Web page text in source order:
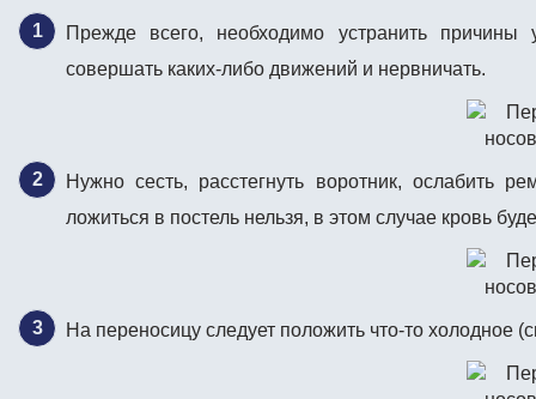
Прежде всего, необходимо устранить причины
совершать каких-либо движений и нервничать.
Нужно сесть, расстегнуть воротник, ослабить
ложиться в постель нельзя, в этом случае кровь
На переносицу следует положить что-то холодное